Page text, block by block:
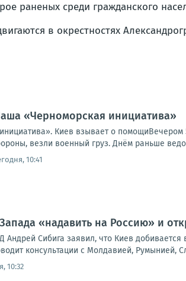
раненых среди гражданского
в окрестностях
«Черноморская инициатива»
Киев взывает о
везли военный груз. Днём раньше
10:41
Запада «надавить на Россию» и
Андрей Сибига заявил, что Киев
консультации с Молдавией, Румынией,
10:32